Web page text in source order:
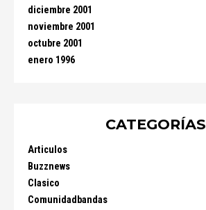
diciembre 2001
noviembre 2001
octubre 2001
enero 1996
CATEGORÍAS
Articulos
Buzznews
Clasico
Comunidadbandas